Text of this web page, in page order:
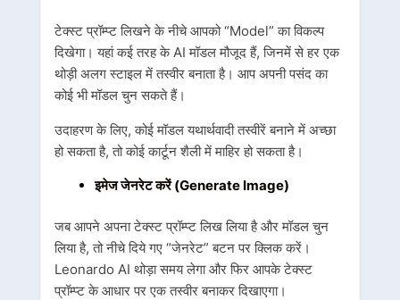
टेक्स्ट प्रॉम्प्ट लिखने के नीचे आपको “Model” का विकल्प
दिखेगा। यहां कई तरह के AI मॉडल मौजूद हैं, जिनमें से हर एक
थोड़ी अलग स्टाइल में तस्वीर बनाता है। आप अपनी पसंद का
कोई भी मॉडल चुन सकते हैं।
उदाहरण के लिए, कोई मॉडल यथार्थवादी तस्वीरें बनाने में अच्छा
हो सकता है, तो कोई कार्टून शैली में माहिर हो सकता है।
इमेज जेनरेट करें (Generate Image)
जब आपने अपना टेक्स्ट प्रॉम्प्ट लिख लिया है और मॉडल चुन
लिया है, तो नीचे दिये गए “जेनरेट” बटन पर क्लिक करें।
Leonardo AI थोड़ा समय लेगा और फिर आपके टेक्स्ट
प्रॉम्प्ट के आधार पर एक तस्वीर बनाकर दिखाएगा।